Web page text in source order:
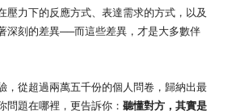
壓力下的反應方式、表達需求的方式，以及
深刻的差異──而這些差異，才是大多數伴
從超過兩萬五千份的個人問卷，歸納出最
問題在哪裡，更告訴你： 聽懂對方，其實是